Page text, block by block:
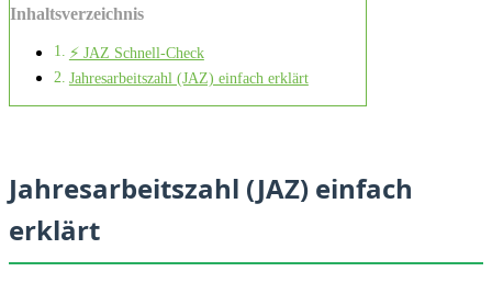
Inhaltsverzeichnis
⚡ JAZ Schnell-Check
Jahresarbeitszahl (JAZ) einfach erklärt
Jahresarbeitszahl (JAZ) einfach
erklärt